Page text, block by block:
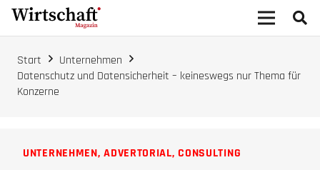
Start
Unternehmen
Datenschutz und Datensicherheit – keineswegs nur Thema für
Konzerne
UNTERNEHMEN,ADVERTORIAL,CONSULTING